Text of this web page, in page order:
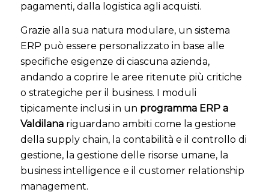
pagamenti, dalla logistica agli acquisti.
Grazie alla sua natura modulare, un sistema
ERP può essere personalizzato in base alle
specifiche esigenze di ciascuna azienda,
andando a coprire le aree ritenute più critiche
o strategiche per il business. I moduli
tipicamente inclusi in un programma ERP a
Valdilana riguardano ambiti come la gestione
della supply chain, la contabilità e il controllo di
gestione, la gestione delle risorse umane, la
business intelligence e il customer relationship
management.